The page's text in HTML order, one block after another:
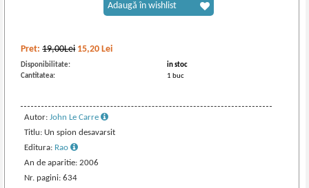
Pret:19,00Lei 15,20 Lei
Disponibilitate:
in stoc
Cantitatea:
1 buc
Autor:John Le Carre
Titlu: Un spion desavarsit
Editura: Rao
An de aparitie: 2006
Nr. pagini: 634
Adaugă în wishlist